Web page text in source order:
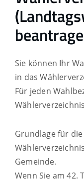
Sie können Ihr
in das
Für jeden
Grundlage für
Gemeinde.
Wenn Sie am 42.